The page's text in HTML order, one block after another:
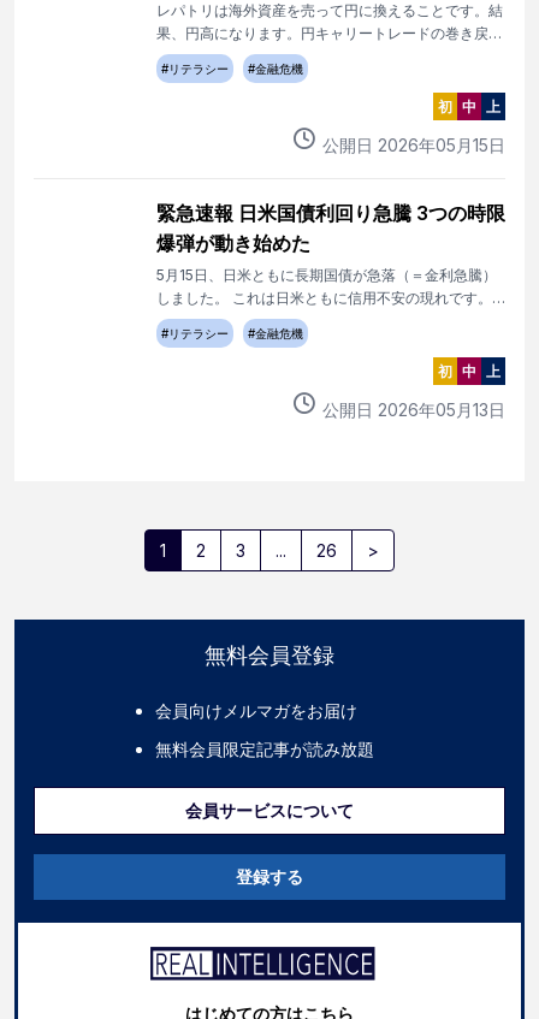
レパトリは海外資産を売って円に換えることです。結
果、円高になります。円キャリートレードの巻き戻し
との違いと共通点を解説します。
#リテラシー #金融危機
初 中 上
公開日 2026年05 月15日
緊急速報 日米国債利回り急騰 3つの時限
爆弾が動き始めた
5月15日、日米ともに長期国債が急落（＝金利急騰）
しました。 これは日米ともに信用不安の現れです。
かつてないことが起きています。
#リテラシー #金融危機
初 中 上
公開日 2026年05 月13日
1 2 3 ... 26 >
無料会員登録
会員向けメルマガをお届け
無料会員限定記事が読み放題
会員サービスについて
登録する
はじめての方はこちら